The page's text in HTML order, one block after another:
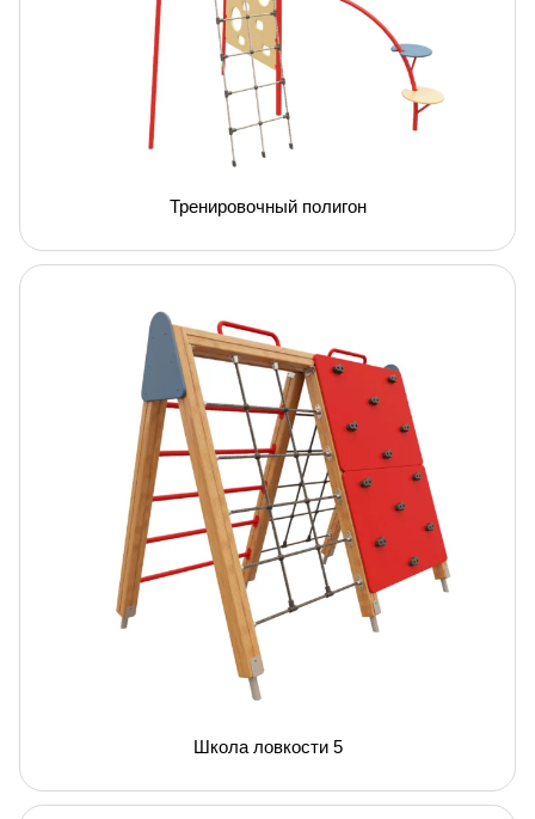
Тренировочный полигон
Школа ловкости 5